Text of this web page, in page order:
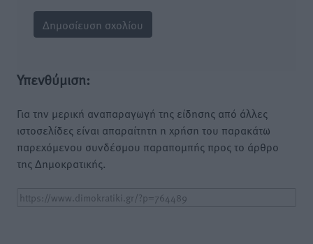
Υπενθύμιση:
Για την μερική αναπαραγωγή της είδησης από άλλες
ιστοσελίδες είναι απαραίτητη η χρήση του παρακάτω
παρεχόμενου συνδέσμου παραπομπής προς το άρθρο
της Δημοκρατικής.